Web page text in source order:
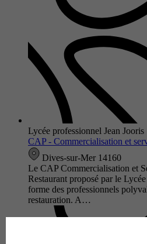
Lycée professionnel Jean Jooris
CAP - Commercialisation et
Dives-sur-Mer 14160
Le CAP Commercialisation et
Restaurant proposé par le
forme des professionnels
restauration. A…